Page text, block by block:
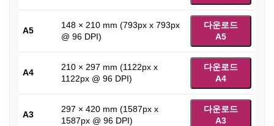
A5
148 × 210 mm (793px x 793px
@ 96 DPI)
다운로드
A5
A4
210 × 297 mm (1122px x
1122px @ 96 DPI)
다운로드
A4
A3
297 × 420 mm (1587px x
1587px @ 96 DPI)
다운로드
A3